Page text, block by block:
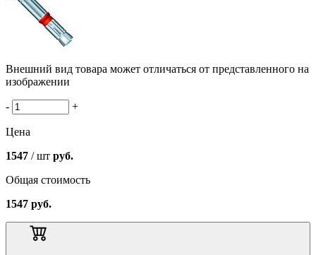
Внешний вид товара может отличаться от представленного на
изображении
- +
Цена
1547 / шт руб.
Общая стоимость
1547 руб.